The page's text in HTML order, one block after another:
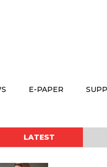
E-PAPER
LATEST